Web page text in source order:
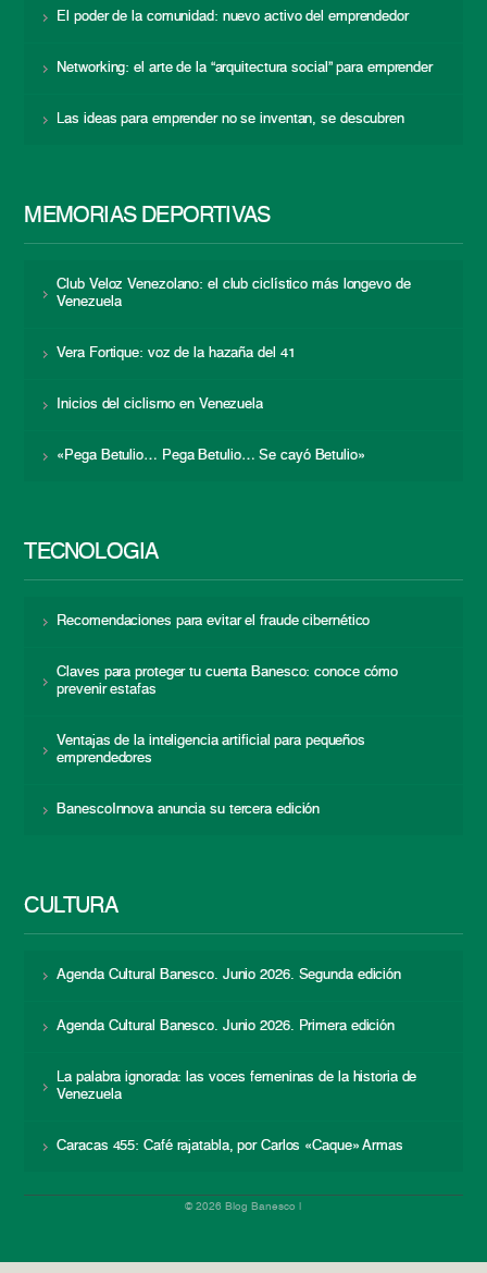
El poder de la comunidad: nuevo activo del emprendedor
Networking: el arte de la “arquitectura social” para emprender
Las ideas para emprender no se inventan, se descubren
MEMORIAS DEPORTIVAS
Club Veloz Venezolano: el club ciclístico más longevo de
Venezuela
Vera Fortique: voz de la hazaña del 41
Inicios del ciclismo en Venezuela
«Pega Betulio… Pega Betulio… Se cayó Betulio»
TECNOLOGÍA
Recomendaciones para evitar el fraude cibernético
Claves para proteger tu cuenta Banesco: conoce cómo
prevenir estafas
Ventajas de la inteligencia artificial para pequeños
emprendedores
BanescoInnova anuncia su tercera edición
CULTURA
Agenda Cultural Banesco. Junio 2026. Segunda edición
Agenda Cultural Banesco. Junio 2026. Primera edición
La palabra ignorada: las voces femeninas de la historia de
Venezuela
Caracas 455: Café rajatabla, por Carlos «Caque» Armas
© 2026 Blog Banesco |